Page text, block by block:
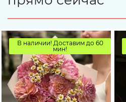
В наличии! Доставим до 60
мин!